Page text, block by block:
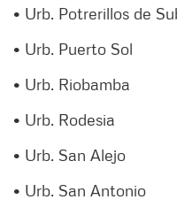
• Urb. Potrerillos de
• Urb. Puerto Sol
• Urb. Riobamba
• Urb. Rodesia
• Urb. San Alejo
• Urb. San Antonio